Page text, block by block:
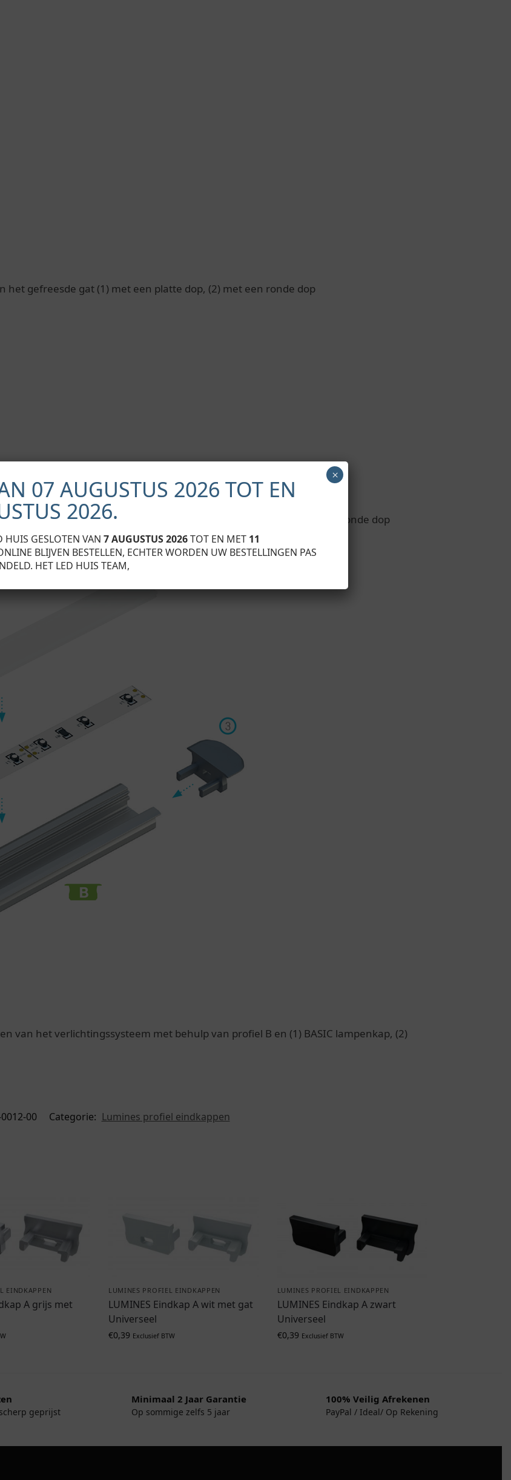
het gefreesde gat (1) met een platte dop, (2) met een ronde dop
profiel B in het gefreesde gat (1) met een platte dop, (2) met een ronde dop
van het verlichtingssysteem met behulp van profiel B en (1) BASIC lampenkap, (2)
00 Categorie: Lumines profiel eindkappen
EINDKAPPEN
A grijs met
LUMINES PROFIEL EINDKAPPEN
LUMINES Eindkap A wit met gat
Universeel
€0,39 Exclusief BTW
LUMINES PROFIEL EINDKAPPEN
LUMINES Eindkap A zwart
Universeel
€0,39 Exclusief BTW
geprijst
Minimaal 2 Jaar Garantie
Op sommige zelfs 5 jaar
100% Veilig Afrekenen
PayPal / Ideal/ Op Rekening
07 AUGUSTUS 2026 TOT EN
2026.
HUIS GESLOTEN VAN 7 AUGUSTUS 2026TOT EN MET 11
BLIJVEN BESTELLEN, ECHTER WORDEN UW BESTELLINGEN PAS
HET LED HUIS TEAM,
×